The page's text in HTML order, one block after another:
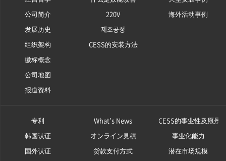
公司简介
发展历史
组织架构
徽标概念
公司地图
报道资料
220V
제조공정
CESS的安装方法
海外活动事例
专利
韩国认证
国外认证
What’s News
オンライン見積
货款支付方式
CESS的事业性及愿景
事业化能力
潜在市场规模